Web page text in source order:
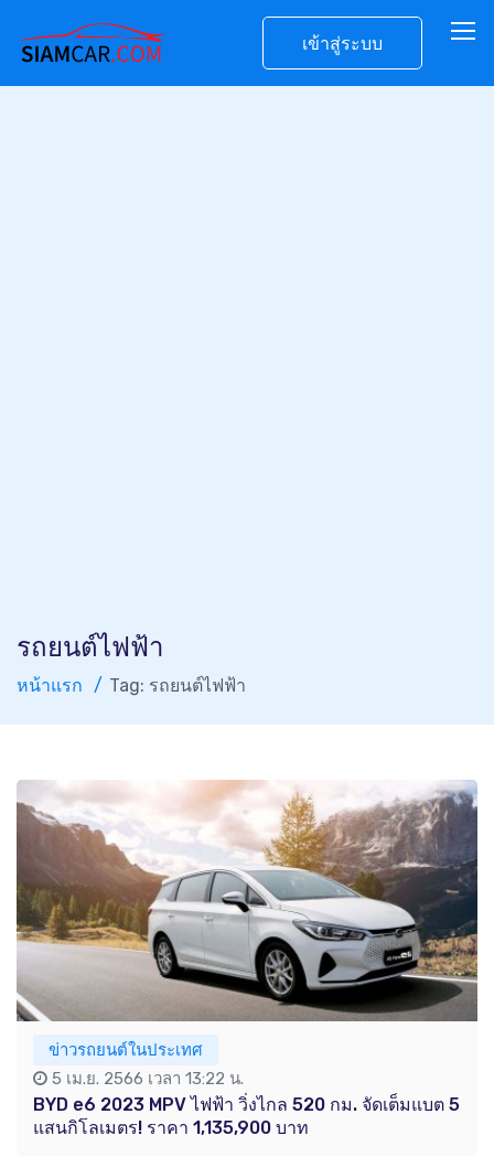
เข้าสู่ระบบ
รถยนต์ไฟฟ้า
หน้าแรก Tag: รถยนต์ไฟฟ้า
ข่าวรถยนต์ในประเทศ
5 เม.ย. 2566 เวลา 13:22 น.
BYD e6 2023 MPV ไฟฟ้า วิ่งไกล 520 กม. จัดเต็มแบต 5
แสนกิโลเมตร! ราคา 1,135,900 บาท